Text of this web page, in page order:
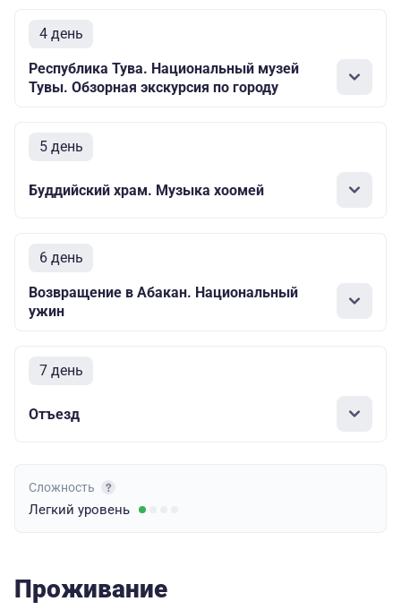
4 день
Республика Тува. Национальный музей
Тувы. Обзорная экскурсия по городу
5 день
Буддийский храм. Музыка хоомей
6 день
Возвращение в Абакан. Национальный
ужин
7 день
Отъезд
Сложность
Легкий уровень
Проживание